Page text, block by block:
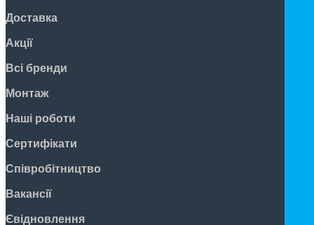
Доставка
Акції
Всі бренди
Монтаж
Наші роботи
Сертифікати
Співробітництво
Вакансії
Євідновлення